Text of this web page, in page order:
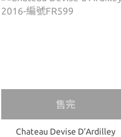
售完
Chateau Devise D’Ardilley